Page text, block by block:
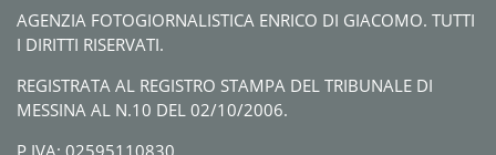
AGENZIA FOTOGIORNALISTICA ENRICO DI GIACOMO. TUTTI
I DIRITTI RISERVATI.
REGISTRATA AL REGISTRO STAMPA DEL TRIBUNALE DI
MESSINA AL N.10 DEL 02/10/2006.